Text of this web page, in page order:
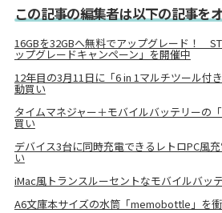
この記事の編集者は以下の記事を
16GBを32GBへ無料でアップグレード！
ップグレードキャンペーン」を開催中
12年目の3月11日に「6 in 1マルチツール付
動買い
タイムマネジャー＋モバイルバッテリーの
買い
デバイス3台に同時充電できるレトロPC風
い
iMac風トランスルーセントなモバイルバッ
A6文庫本サイズの水筒「memobottle」を